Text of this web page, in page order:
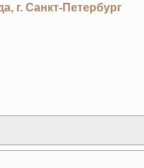
г. Санкт-Петербург